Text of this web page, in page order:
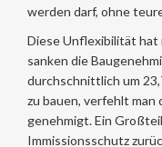
werden darf, ohne
Diese Unflexibilität hat
sanken die
durchschnittlich um
zu bauen, verfehlt
genehmigt. Ein
Immissionsschutz